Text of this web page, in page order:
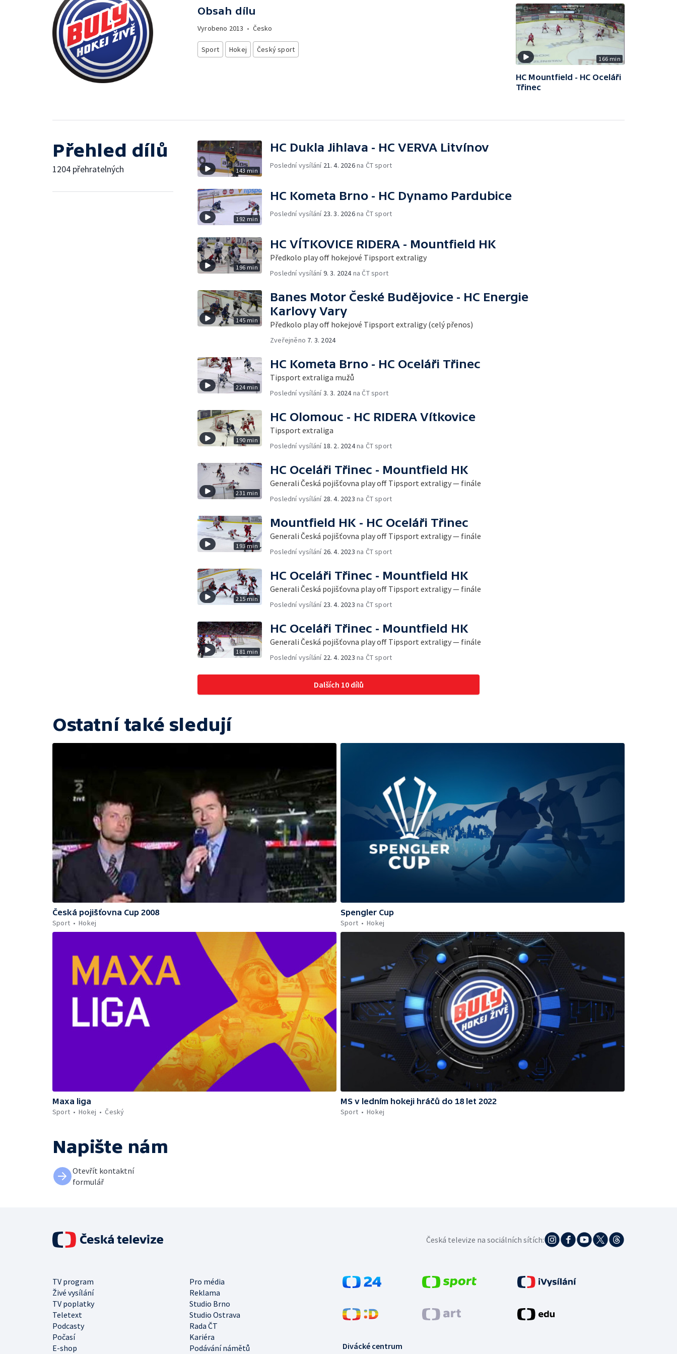
Obsah dílu
Vyrobeno 2013 • Česko
Sport Hokej Český sport
166 min
HC Mountfield - HC Oceláři
Třinec
Přehled dílů
1204 přehratelných 143 min
HC Dukla Jihlava - HC VERVA Litvínov
Poslední vysílání 21. 4. 2026na ČT sport
192 min
HC Kometa Brno - HC Dynamo Pardubice
Poslední vysílání 23. 3. 2026na ČT sport
196 min
HC VÍTKOVICE RIDERA - Mountfield HK
Předkolo play off hokejové Tipsport extraligy
Poslední vysílání9. 3. 2024na ČT sport
145 min
Banes Motor České Budějovice - HC Energie
Karlovy Vary
Předkolo play off hokejové Tipsport extraligy (celý přenos)
Zveřejněno 7. 3. 2024
224 min
HC Kometa Brno - HC Oceláři Třinec
Tipsport extraliga mužů
Poslední vysílání3. 3. 2024na ČT sport
190 min
HC Olomouc - HC RIDERA Vítkovice
Tipsport extraliga
Poslední vysílání 18. 2. 2024na ČT sport
231 min
HC Oceláři Třinec - Mountfield HK
Generali Česká pojišťovna play off Tipsport extraligy — finále
Poslední vysílání 28. 4. 2023 na ČT sport
193 min
Mountfield HK - HC Oceláři Třinec
Generali Česká pojišťovna play off Tipsport extraligy — finále
Poslední vysílání 26. 4. 2023 na ČT sport
215 min
HC Oceláři Třinec - Mountfield HK
Generali Česká pojišťovna play off Tipsport extraligy — finále
Poslední vysílání 23. 4. 2023 na ČT sport
181 min
HC Oceláři Třinec - Mountfield HK
Generali Česká pojišťovna play off Tipsport extraligy — finále
Poslední vysílání 22. 4. 2023 na ČT sport
Dalších 10 dílů
Ostatní také sledují
Česká pojišťovna Cup 2008
Sport
Hokej
Spengler Cup
Sport
Hokej
Maxa liga
Sport
Hokej Český
MS v ledním hokeji hráčů do 18 let 2022
Sport
Hokej
Napište nám
Otevřít kontaktní
formulář
Divácké centrum
TV program
Pro média
Živé vysílání
Reklama
TV poplatky
Studio Brno
Teletext
Studio Ostrava
Podcasty
Rada ČT
Počasí
Kariéra
E-shop
Podávání námětů
Česká televize na sociálních sítích: